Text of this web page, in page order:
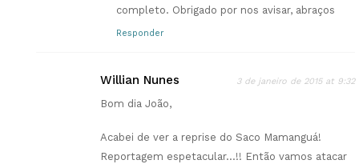
completo. Obrigado por nos avisar, abraços
Responder
Willian Nunes 3 de janeiro de 2015 at 9:32
Bom dia João,
Acabei de ver a reprise do Saco Mamanguá!
Reportagem espetacular…!! Então vamos atacar